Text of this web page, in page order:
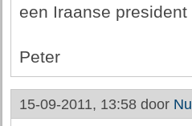
een Iraanse
Peter
15-09-2011, 13:58 door